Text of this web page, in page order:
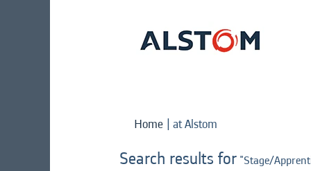
Home | at Alstom
Search results for "Stage/